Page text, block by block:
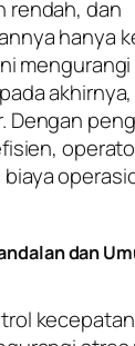
rendah, dan
hanya
Dengan
dan